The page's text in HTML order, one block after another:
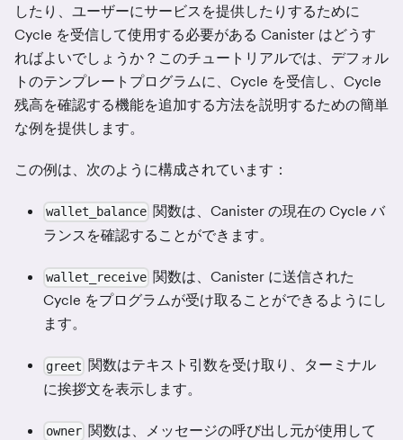
したり、ユーザーにサービスを提供したりするために
Cycle を受信して使用する必要がある Canister はどうす
ればよいでしょうか？このチュートリアルでは、デフォル
トのテンプレートプログラムに、Cycle を受信し、Cycle
残高を確認する機能を追加する方法を説明するための簡単
な例を提供します。
この例は、次のように構成されています：
wallet_balance 関数は、Canister の現在の Cycle バ
ランスを確認することができます。
wallet_receive 関数は、Canister に送信された
Cycle をプログラムが受け取ることができるようにし
ます。
greet 関数はテキスト引数を受け取り、ターミナル
に挨拶文を表示します。
owner 関数は、メッセージの呼び出し元が使用して